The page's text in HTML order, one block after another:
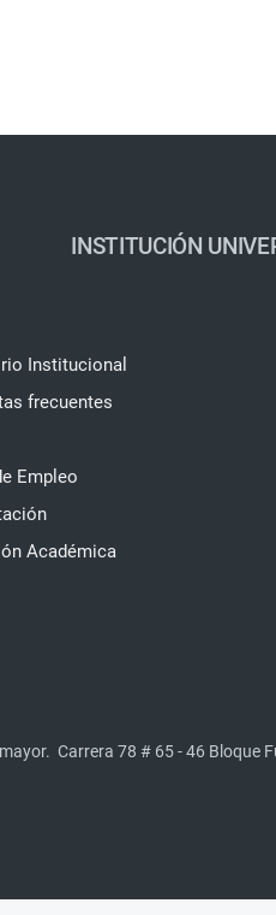
INSTITUCIÓN
Institucional
frecuentes
Empleo
Académica
Carrera 78 # 65 - 46 Bloque